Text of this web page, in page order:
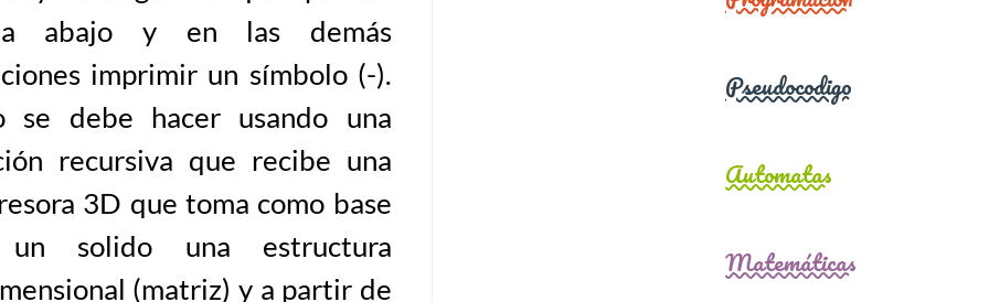
abajo y en las demás
imprimir un símbolo (-).
se debe hacer usando una
recursiva que recibe una
3D que toma como base
solido una estructura
(matriz) y a partir de